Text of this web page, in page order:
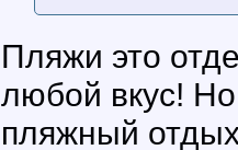
Пляжи это
любой вкус!
пляжный